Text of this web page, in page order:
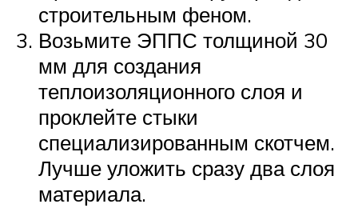
строительным феном.
Возьмите ЭППС толщиной 30
мм для создания
теплоизоляционного слоя и
проклейте стыки
специализированным скотчем.
Лучше уложить сразу два слоя
материала.